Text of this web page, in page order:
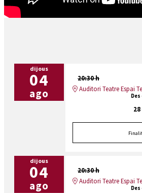
dijous
04
ago
20:30 h
Auditori Teatre Espai
Des
28
dijous
04
ago
20:30 h
Auditori Teatre Espai
Des